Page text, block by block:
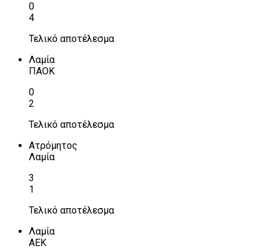
0
4
Τελικό αποτέλεσμα
Λαμία
ΠΑΟΚ
0
2
Τελικό αποτέλεσμα
Ατρόμητος
Λαμία
3
1
Τελικό αποτέλεσμα
Λαμία
ΑΕΚ